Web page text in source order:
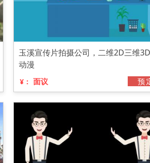
玉溪宣传片拍摄公司，二维2D三维
动漫
¥： 面议 预